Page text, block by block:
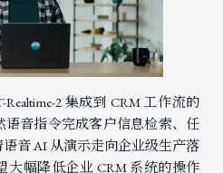
2 集成到 CRM 工作流的
音指令完成客户信息检索、任
音 AI 从演示走向企业级生产落
大幅降低企业 CRM 系统的操作